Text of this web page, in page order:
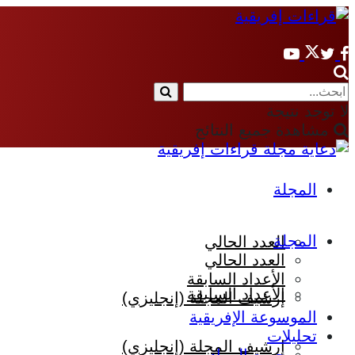
لا توجد نتيجة
مشاهدة جميع النتائج
المجلة
العدد الحالي
الأعداد السابقة
إرشيف المجلة (إنجليزي)
المجلة
العدد الحالي
الأعداد السابقة
إرشيف المجلة (إنجليزي)
الموسوعة الإفريقية
تحليلات